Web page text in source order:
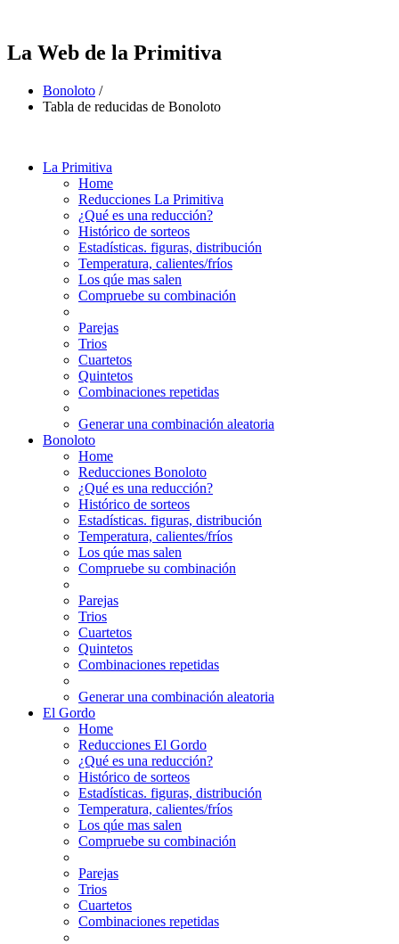
La Web de la Primitiva
Bonoloto /
Tabla de reducidas de Bonoloto
La Primitiva
Home
Reducciones La Primitiva
¿Qué es una reducción?
Histórico de sorteos
Estadísticas. figuras, distribución
Temperatura, calientes/fríos
Los qúe mas salen
Compruebe su combinación
Parejas
Trios
Cuartetos
Quintetos
Combinaciones repetidas
Generar una combinación aleatoria
Bonoloto
Home
Reducciones Bonoloto
¿Qué es una reducción?
Histórico de sorteos
Estadísticas. figuras, distribución
Temperatura, calientes/fríos
Los qúe mas salen
Compruebe su combinación
Parejas
Trios
Cuartetos
Quintetos
Combinaciones repetidas
Generar una combinación aleatoria
El Gordo
Home
Reducciones El Gordo
¿Qué es una reducción?
Histórico de sorteos
Estadísticas. figuras, distribución
Temperatura, calientes/fríos
Los qúe mas salen
Compruebe su combinación
Parejas
Trios
Cuartetos
Combinaciones repetidas